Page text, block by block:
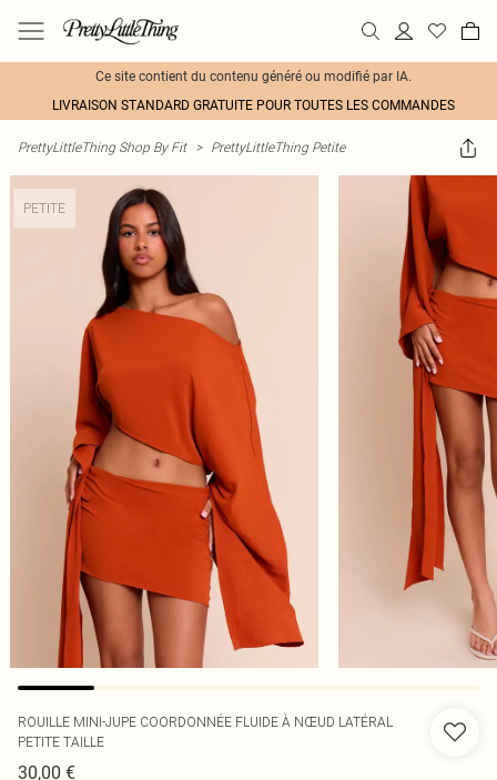
Ce site contient du contenu généré ou modifié par IA.
LIVRAISON STANDARD GRATUITE POUR TOUTES LES COMMANDES
PrettyLittleThing Shop By Fit > PrettyLittleThing Petite
PETITE
ROUILLE MINI-JUPE COORDONNÉE FLUIDE À NŒUD LATÉRAL
PETITE TAILLE
30,00 €